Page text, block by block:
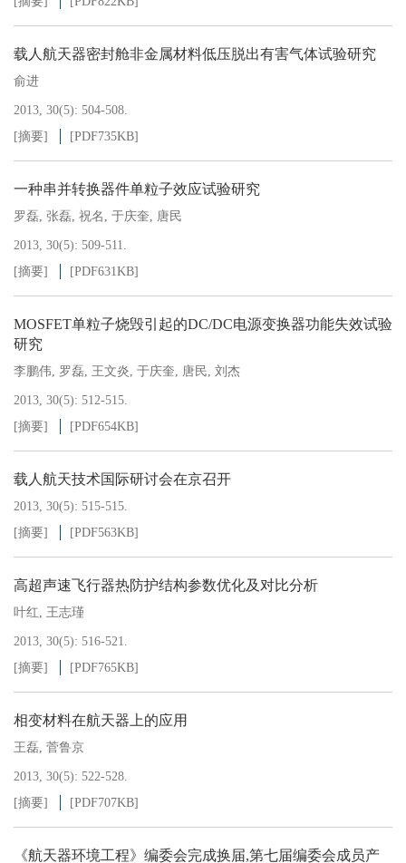
载人航天器密封舱非金属材料低压脱出有害气体试验研究
俞进
2013, 30(5): 504-508.
[摘要]
[PDF735KB]
一种串并转换器件单粒子效应试验研究
罗磊, 张磊, 祝名 , 于庆奎, 唐民
2013, 30(5): 509-511.
[摘要]
[PDF631KB]
MOSFET单粒子烧毁引起的DC/DC电源变换器功能失效试验
研究
李鹏伟, 罗磊, 王文炎, 于庆奎, 唐民, 刘杰
2013, 30(5): 512-515.
[摘要]
[PDF654KB]
载人航天技术国际研讨会在京召开
2013, 30(5): 515-515.
[摘要]
[PDF563KB]
高超声速飞行器热防护结构参数优化及对比分析
叶红, 王志瑾
2013, 30(5): 516-521.
[摘要]
[PDF765KB]
相变材料在航天器上的应用
王磊, 菅鲁京
2013, 30(5): 522-528.
[摘要]
[PDF707KB]
《航天器环境工程》编委会完成换届,第七届编委会成员产